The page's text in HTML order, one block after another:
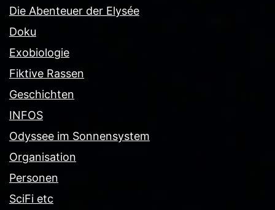
Die Abenteuer der Elysée
Doku
Exobiologie
Fiktive Rassen
Geschichten
INFOS
Odyssee im Sonnensystem
Organisation
Personen
SciFi etc